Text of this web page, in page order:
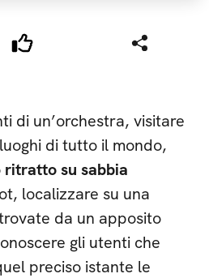
di un’orchestra, visitare
di tutto il mondo,
ritratto su sabbia
localizzare su una
da un apposito
gli utenti che
preciso istante le